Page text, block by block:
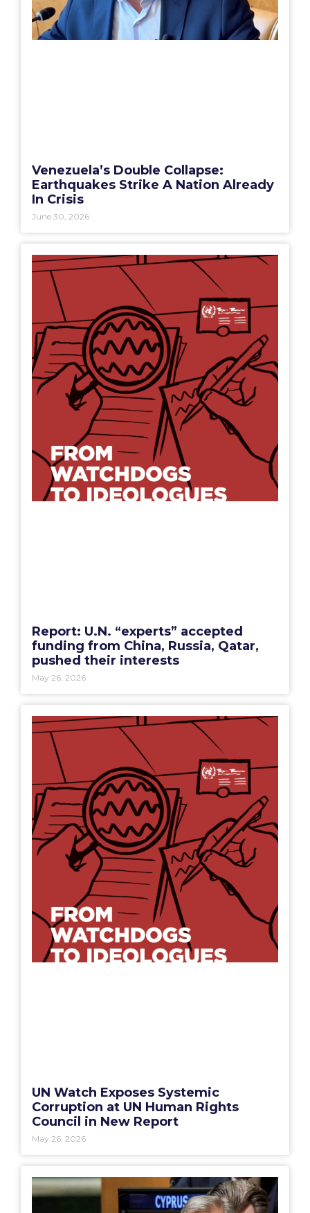
Venezuela’s Double Collapse:
Earthquakes Strike A Nation Already
In Crisis
June 30, 2026
Report: U.N. “experts” accepted
funding from China, Russia, Qatar,
pushed their interests
May 26, 2026
UN Watch Exposes Systemic
Corruption at UN Human Rights
Council in New Report
May 26, 2026